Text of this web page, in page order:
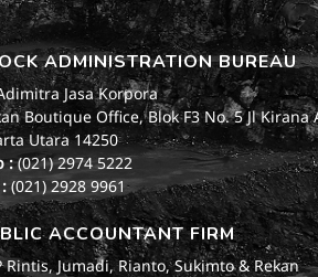
ADMINISTRATION BUREAU
Jasa Korpora
Boutique Office, Blok F3 No. 5 Jl
Utara 14250
:(021) 2974 5222
(021) 2928 9961
ACCOUNTANT FIRM
Rintis, Jumadi, Rianto, Sukimto & Rekan